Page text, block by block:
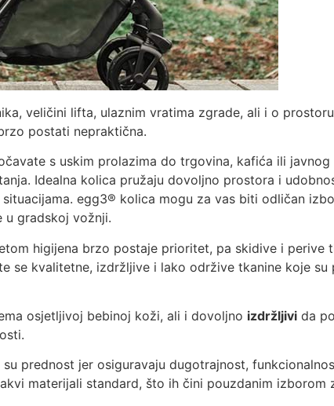
veličini lifta, ulaznim vratima zgrade, ali i o
postati nepraktična.
s uskim prolazima do trgovina, kafića ili
Idealna kolica pružaju dovoljno prostora i
egg3® kolica mogu za vas biti odličan
u gradskoj vožnji.
higijena brzo postaje prioritet, pa skidive i perive
se kvalitetne, izdržljive i lako održive tkanine koje su
osjetljivoj bebinoj koži, ali i dovoljno izdržljivi da
prednost jer osiguravaju dugotrajnost,
materijali standard, što ih čini pouzdanim izborom